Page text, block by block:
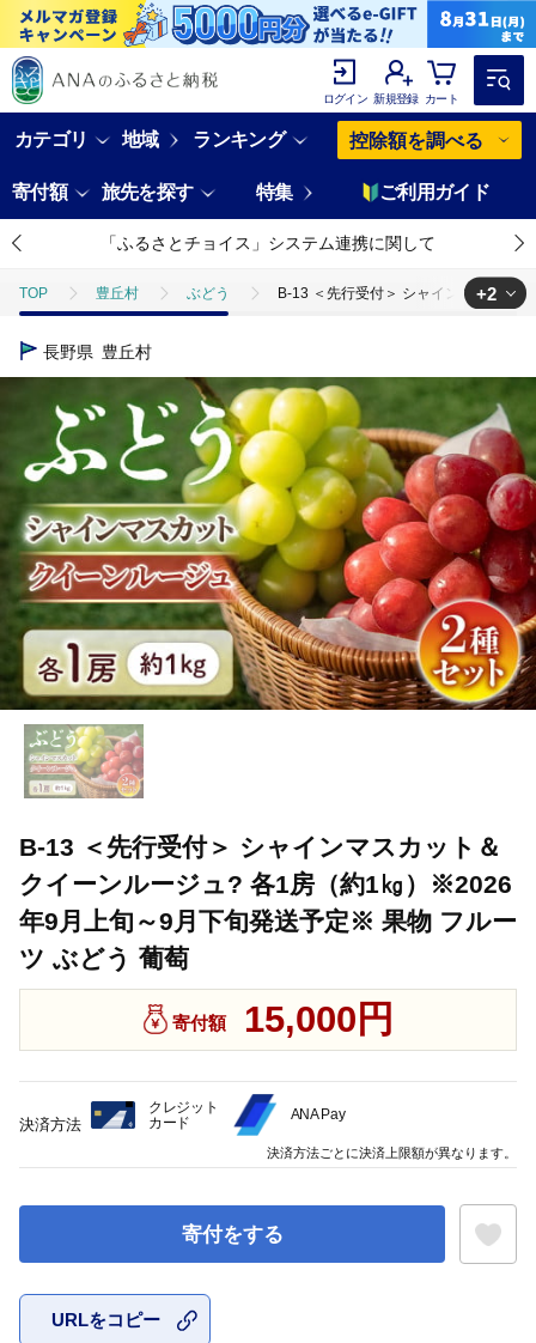
ログイン 新規登録 カート
カテゴリ 地域 ランキング 控除額を調べる
寄付額 旅先を探す 特集 ご利用ガイド
「ふるさとチョイス」システム連携に関して
TOP 豊丘村 ぶどう B-13 ＜先行受付＞ シャインマスカッ
TOP
ぶどう・マスカット
+2
長野県 豊丘村
B-13 ＜先行受付＞ シャインマスカット＆
クイーンルージュ? 各1房（約1㎏）※2026
年9月上旬～9月下旬発送予定※ 果物 フルー
ツ ぶどう 葡萄
寄付額 15,000円
寄付をする
URLをコピー
決済方法
クレジット
カード
ANA Pay
決済方法ごとに決済上限額が異なります。